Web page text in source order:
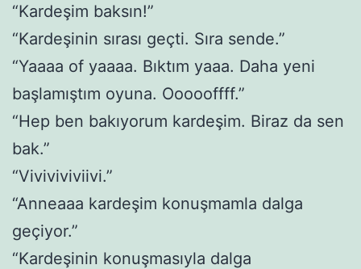
“Kardeşim baksın!”
“Kardeşinin sırası geçti. Sıra sende.”
“Yaaaa of yaaaa. Bıktım yaaa. Daha yeni
başlamıştım oyuna. Oooooffff.”
“Hep ben bakıyorum kardeşim. Biraz da sen
bak.”
“Viviviviviivi.”
“Anneaaa kardeşim konuşmamla dalga
geçiyor.”
“Kardeşinin konuşmasıyla dalga